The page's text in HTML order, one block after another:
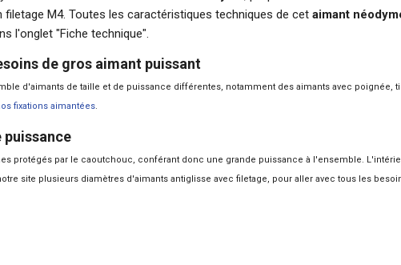
M4. Toutes les caractéristiques techniques de cet aimant
l'onglet "Fiche technique".
de gros aimant puissant
d'aimants de taille et de puissance différentes, notamment des aimants avec
fixations aimantées.
puissance
protégés par le caoutchouc, conférant donc une grande puissance à l'ensemble.
site plusieurs diamètres d'aimants antiglisse avec filetage, pour aller avec tous les